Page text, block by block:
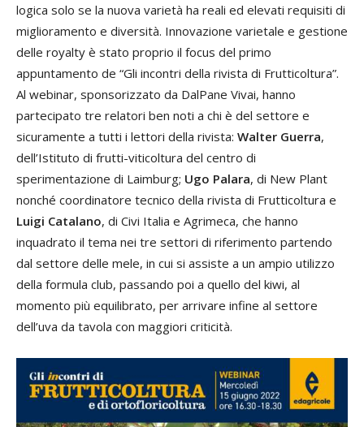
logica solo se la nuova varietà ha reali ed elevati requisiti di
miglioramento e diversità. Innovazione varietale e gestione
delle royalty è stato proprio il focus del primo
appuntamento de “Gli incontri della rivista di Frutticoltura”.
Al webinar, sponsorizzato da DalPane Vivai, hanno
partecipato tre relatori ben noti a chi è del settore e
sicuramente a tutti i lettori della rivista: Walter Guerra,
dell’Istituto di frutti-viticoltura del centro di
sperimentazione di Laimburg; Ugo Palara, di New Plant
nonché coordinatore tecnico della rivista di Frutticoltura e
Luigi Catalano, di Civi Italia e Agrimeca, che hanno
inquadrato il tema nei tre settori di riferimento partendo
dal settore delle mele, in cui si assiste a un ampio utilizzo
della formula club, passando poi a quello del kiwi, al
momento più equilibrato, per arrivare infine al settore
dell’uva da tavola con maggiori criticità.